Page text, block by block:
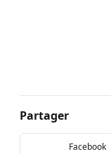
Partager
Facebook